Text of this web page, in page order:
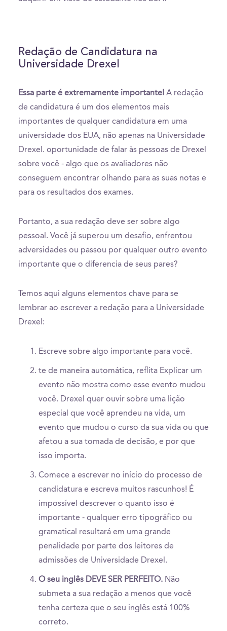
Redação de Candidatura na
Universidade Drexel
Essa parte é extremamente importante! A redação
de candidatura é um dos elementos mais
importantes de qualquer candidatura em uma
universidade dos EUA, não apenas na Universidade
Drexel. oportunidade de falar às pessoas de Drexel
sobre você - algo que os avaliadores não
conseguem encontrar olhando para as suas notas e
para os resultados dos exames.
Portanto, a sua redação deve ser sobre algo
pessoal. Você já superou um desafio, enfrentou
adversidades ou passou por qualquer outro evento
importante que o diferencia de seus pares?
Temos aqui alguns elementos chave para se
lembrar ao escrever a redação para a Universidade
Drexel:
Escreve sobre algo importante para você.
te de maneira automática, reflita Explicar um
evento não mostra como esse evento mudou
você. Drexel quer ouvir sobre uma lição
especial que você aprendeu na vida, um
evento que mudou o curso da sua vida ou que
afetou a sua tomada de decisão, e por que
isso importa.
Comece a escrever no início do processo de
candidatura e escreva muitos rascunhos! É
impossível descrever o quanto isso é
importante - qualquer erro tipográfico ou
gramatical resultará em uma grande
penalidade por parte dos leitores de
admissões de Universidade Drexel.
O seu inglês DEVE SER PERFEITO. Não
submeta a sua redação a menos que você
tenha certeza que o seu inglês está 100%
correto.